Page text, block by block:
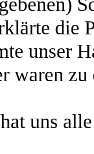
die
unser
waren
uns